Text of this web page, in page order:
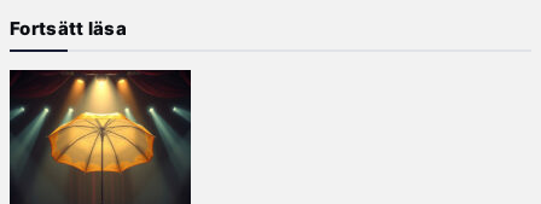
Fortsätt läsa